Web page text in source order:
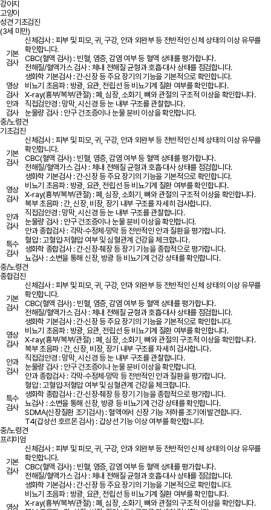
강아지
고양이
성견 기초검진
(3세 미만)
기본
검사
신체검사 : 피부 및 피모, 귀, 구강, 안과 외완부 등 전반적인 신체 상태의 이상 유무를
확인합니다.
CBC(혈액 검사) : 빈혈, 염증, 감염 여부 등 혈액 상태를 평가합니다.
전해질/혈액가스 검사 : 체내 전해질 균형과 호흡·대사 상태를 점검합니다.
생화학 기본검사 : 간·신장 등 주요 장기의 기능을 기본적으로 확인합니다.
영상
검사
비뇨기 초음파 : 방광, 요관, 전립선 등 비뇨기계 질환 여부를 확인합니다.
X-ray(흉부/복부/관절) : 폐, 심장, 소화기, 뼈와 관절의 구조적 이상을 확인합니다.
안과
검사
직접검안경 : 망막, 시신경 등 눈 내부 구조를 관찰합니다.
눈물량 검사 : 안구 건조증이나 눈물 분비 이상을 확인합니다.
중/노령견
기초검진
기본
검사
신체검사 : 피부 및 피모, 귀, 구강, 안과 외완부 등 전반적인 신체 상태의 이상 유무를
확인합니다.
CBC(혈액 검사) : 빈혈, 염증, 감염 여부 등 혈액 상태를 평가합니다.
전해질/혈액가스 검사 : 체내 전해질 균형과 호흡·대사 상태를 점검합니다.
생화학 기본검사 : 간·신장 등 주요 장기의 기능을 기본적으로 확인합니다.
영상
검사
비뇨기 초음파 : 방광, 요관, 전립선 등 비뇨기계 질환 여부를 확인합니다.
X-ray(흉부/복부/관절) : 폐, 심장, 소화기, 뼈와 관절의 구조적 이상을 확인합니다.
복부 초음파 : 간, 신장, 비장, 장기 내부 구조를 자세히 검사합니다.
안과
검사
직접검안경 : 망막, 시신경 등 눈 내부 구조를 관찰합니다.
눈물량 검사 : 안구 건조증이나 눈물 분비 이상을 확인합니다.
안과 종합검사 : 각막·수정체·망막 등 전반적인 안과 질환을 평가합니다.
특수
검사
혈압 : 고혈압·저혈압 여부 및 심혈관계 건강을 체크합니다.
생화학 종합검사 : 간·신장·췌장 등 장기 기능을 종합적으로 평가합니다.
뇨검사 : 소변을 통해 신장, 방광 등 비뇨기계 건강 상태를 확인합니다.
중/노령견
종합검진
기본
검사
신체검사 : 피부 및 피모, 귀, 구강, 안과 외완부 등 전반적인 신체 상태의 이상 유무를
확인합니다.
CBC(혈액 검사) : 빈혈, 염증, 감염 여부 등 혈액 상태를 평가합니다.
전해질/혈액가스 검사 : 체내 전해질 균형과 호흡·대사 상태를 점검합니다.
생화학 기본검사 : 간·신장 등 주요 장기의 기능을 기본적으로 확인합니다.
영상
검사
비뇨기 초음파 : 방광, 요관, 전립선 등 비뇨기계 질환 여부를 확인합니다.
X-ray(흉부/복부/관절) : 폐, 심장, 소화기, 뼈와 관절의 구조적 이상을 확인합니다.
복부 초음파 : 간, 신장, 비장, 장기 내부 구조를 자세히 검사합니다.
안과
검사
직접검안경 : 망막, 시신경 등 눈 내부 구조를 관찰합니다.
눈물량 검사 : 안구 건조증이나 눈물 분비 이상을 확인합니다.
안과 종합검사 : 각막·수정체·망막 등 전반적인 안과 질환을 평가합니다.
특수
검사
혈압 : 고혈압·저혈압 여부 및 심혈관계 건강을 체크합니다.
생화학 종합검사 : 간·신장·췌장 등 장기 기능을 종합적으로 평가합니다.
뇨검사 : 소변을 통해 신장, 방광 등 비뇨기계 건강 상태를 확인합니다.
SDMA(신장질환 조기검사) : 혈액에서 신장 기능 저하를 조기에 발견합니다.
T4(갑상선 호르몬 검사) : 갑상선 기능 이상 여부를 확인합니다.
중/노령견
프리미엄
기본
검사
신체검사 : 피부 및 피모, 귀, 구강, 안과 외완부 등 전반적인 신체 상태의 이상 유무를
확인합니다.
CBC(혈액 검사) : 빈혈, 염증, 감염 여부 등 혈액 상태를 평가합니다.
전해질/혈액가스 검사 : 체내 전해질 균형과 호흡·대사 상태를 점검합니다.
생화학 기본검사 : 간·신장 등 주요 장기의 기능을 기본적으로 확인합니다.
영상
비뇨기 초음파 : 방광, 요관, 전립선 등 비뇨기계 질환 여부를 확인합니다.
X-ray(흉부/복부/관절) : 폐, 심장, 소화기, 뼈와 관절의 구조적 이상을 확인합니다.